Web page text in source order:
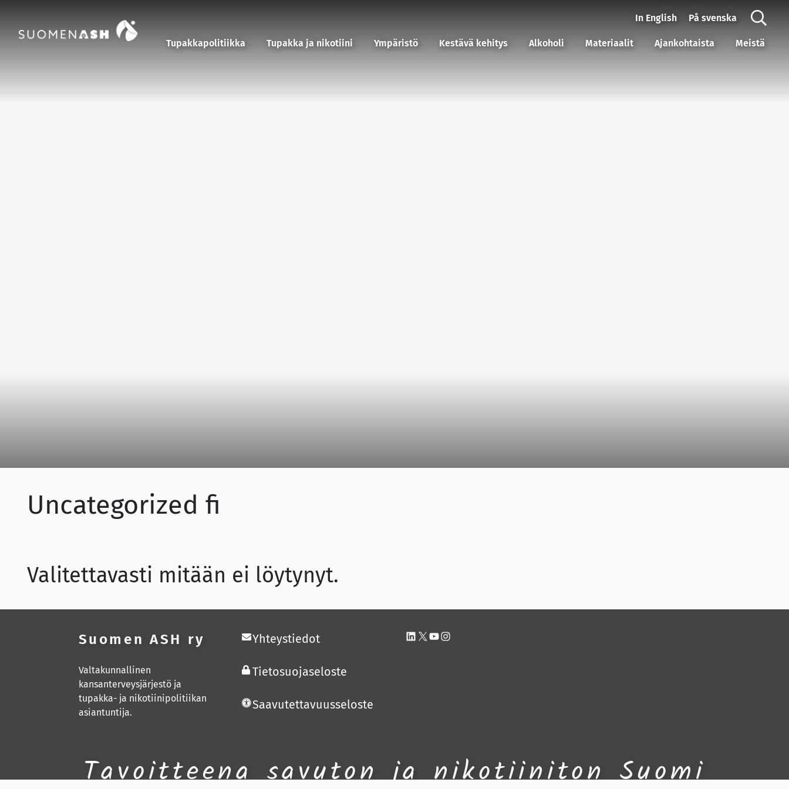
Siirry sisältöön
Tupakkapolitiikka Tupakka ja nikotiini Ympäristö Kestävä kehitys Alkoholi Materiaalit Ajankohtaista Meistä
In English På svenska
Uncategorized fi
Valitettavasti mitään ei löytynyt.
Suomen ASH ry
Valtakunnallinen
kansanterveysjärjestö ja
tupakka- ja nikotiinipolitiikan
asiantuntija.
Yhteystiedot
Tietosuojaseloste
Saavutettavuusseloste
LinkedIn
X YouTube
Instagram
Tavoitteena savuton ja nikotiiniton Suomi